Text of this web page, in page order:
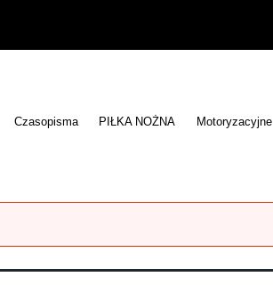
Czasopisma PIŁKA NOŻNA Motoryzacyjne